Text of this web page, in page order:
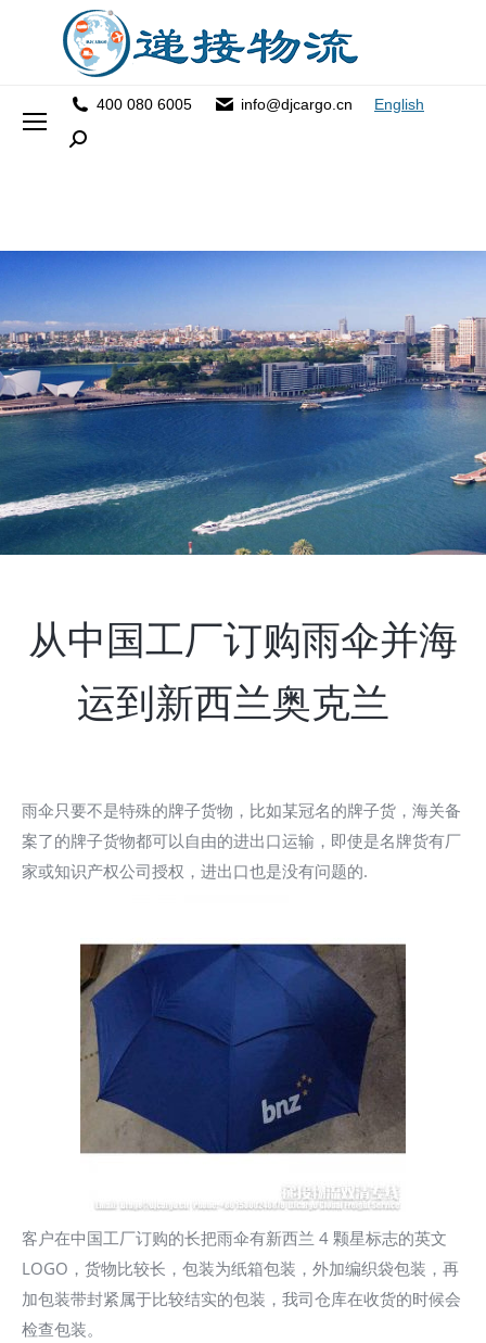
400 080 6005 info@djcargo.cn English
Search:
从中国工厂订购雨伞并海
运到新西兰奥克兰
雨伞只要不是特殊的牌子货物，比如某冠名的牌子货，海关备
案了的牌子货物都可以自由的进出口运输，即使是名牌货有厂
家或知识产权公司授权，进出口也是没有问题的.
客户在中国工厂订购的长把雨伞有新西兰 4 颗星标志的英文
LOGO，货物比较长，包装为纸箱包装，外加编织袋包装，再
加包装带封紧属于比较结实的包装，我司仓库在收货的时候会
检查包装。